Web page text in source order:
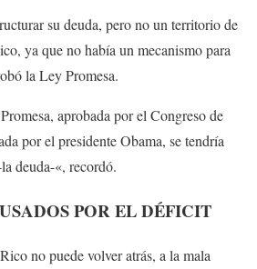
su deuda, pero no un territorio de
ya que no había un mecanismo para
la Ley Promesa.
aprobada por el Congreso de
por el presidente Obama, se tendría
deuda-«, recordó.
POR EL DÉFICIT
no puede volver atrás, a la mala